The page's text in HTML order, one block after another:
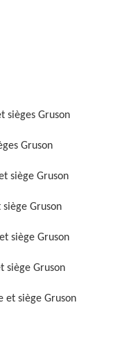
de fauteuil,
chaise et siège 59
sièges Gruson
Gruson
siège Gruson
Gruson
siège Gruson
siège Gruson
et siège Gruson